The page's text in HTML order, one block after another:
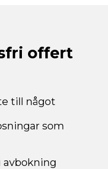
offert
till något
som